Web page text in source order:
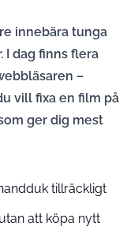
innebära tunga
I dag finns flera
–
vill fixa en film på
ger dig mest
tillräckligt
att köpa nytt